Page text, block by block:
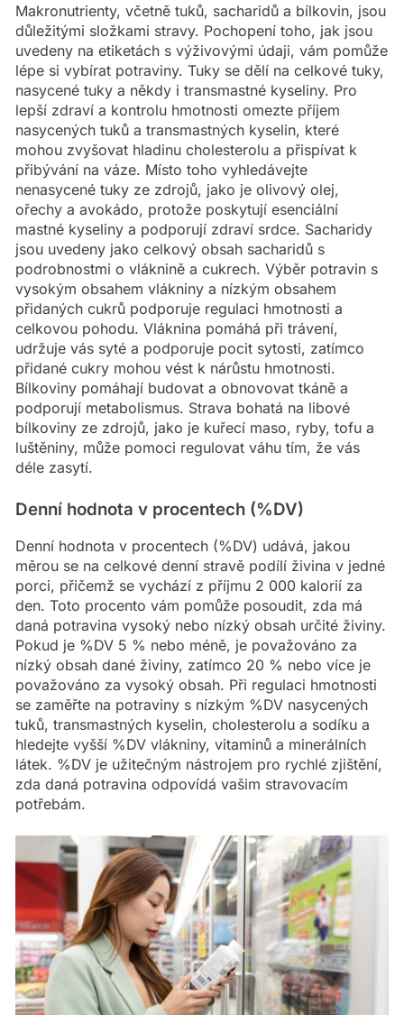
Makronutrienty, včetně tuků, sacharidů a bílkovin, jsou
důležitými složkami stravy. Pochopení toho, jak jsou
uvedeny na etiketách s výživovými údaji, vám pomůže
lépe si vybírat potraviny. Tuky se dělí na celkové tuky,
nasycené tuky a někdy i transmastné kyseliny. Pro
lepší zdraví a kontrolu hmotnosti omezte příjem
nasycených tuků a transmastných kyselin, které
mohou zvyšovat hladinu cholesterolu a přispívat k
přibývání na váze. Místo toho vyhledávejte
nenasycené tuky ze zdrojů, jako je olivový olej,
ořechy a avokádo, protože poskytují esenciální
mastné kyseliny a podporují zdraví srdce. Sacharidy
jsou uvedeny jako celkový obsah sacharidů s
podrobnostmi o vláknině a cukrech. Výběr potravin s
vysokým obsahem vlákniny a nízkým obsahem
přidaných cukrů podporuje regulaci hmotnosti a
celkovou pohodu. Vláknina pomáhá při trávení,
udržuje vás syté a podporuje pocit sytosti, zatímco
přidané cukry mohou vést k nárůstu hmotnosti.
Bílkoviny pomáhají budovat a obnovovat tkáně a
podporují metabolismus. Strava bohatá na libové
bílkoviny ze zdrojů, jako je kuřecí maso, ryby, tofu a
luštěniny, může pomoci regulovat váhu tím, že vás
déle zasytí.
Denní hodnota v procentech (%DV)
Denní hodnota v procentech (%DV) udává, jakou
měrou se na celkové denní stravě podílí živina v jedné
porci, přičemž se vychází z příjmu 2 000 kalorií za
den. Toto procento vám pomůže posoudit, zda má
daná potravina vysoký nebo nízký obsah určité živiny.
Pokud je %DV 5 % nebo méně, je považováno za
nízký obsah dané živiny, zatímco 20 % nebo více je
považováno za vysoký obsah. Při regulaci hmotnosti
se zaměřte na potraviny s nízkým %DV nasycených
tuků, transmastných kyselin, cholesterolu a sodíku a
hledejte vyšší %DV vlákniny, vitaminů a minerálních
látek. %DV je užitečným nástrojem pro rychlé zjištění,
zda daná potravina odpovídá vašim stravovacím
potřebám.